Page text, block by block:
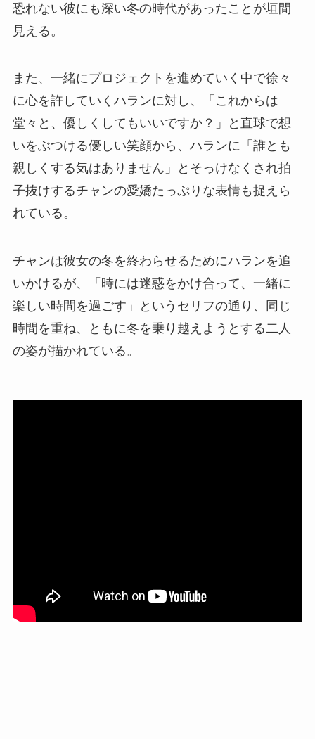
恐れない彼にも深い冬の時代があったことが垣間
見える。
また、一緒にプロジェクトを進めていく中で徐々
に心を許していくハランに対し、「これからは
堂々と、優しくしてもいいですか？」と直球で想
いをぶつける優しい笑顔から、ハランに「誰とも
親しくする気はありません」とそっけなくされ拍
子抜けするチャンの愛嬌たっぷりな表情も捉えら
れている。
チャンは彼女の冬を終わらせるためにハランを追
いかけるが、「時には迷惑をかけ合って、一緒に
楽しい時間を過ごす」というセリフの通り、同じ
時間を重ね、ともに冬を乗り越えようとする二人
の姿が描かれている。